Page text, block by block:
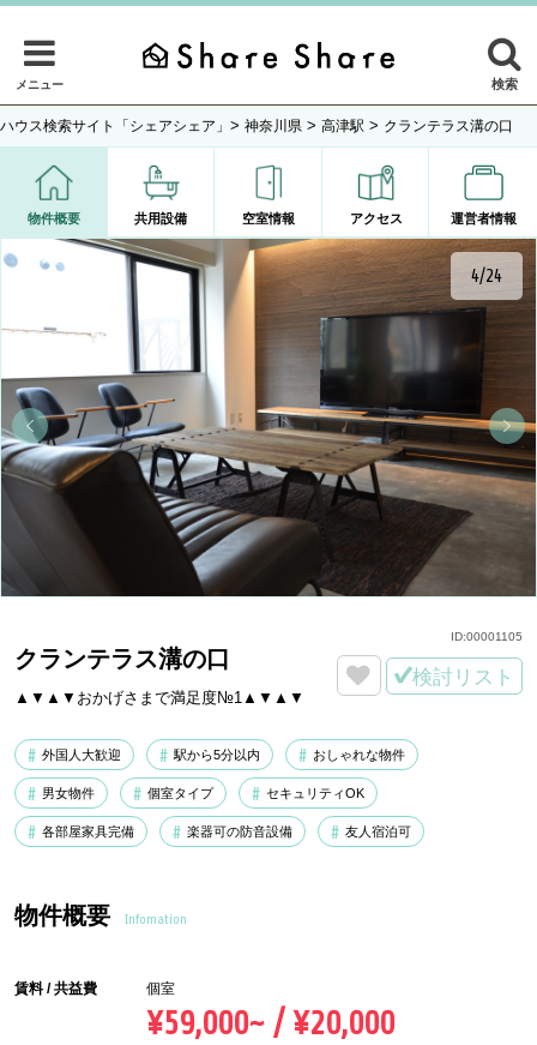
メニュー 検索
ウス検索サイト「シェアシェア」 > 神奈川県 > 高津駅 > クランテラス溝の口
物件概要 共用設備 空室情報 アクセス 運営者情報
5/24
クランテラス溝の口
▲▼▲▼おかげさまで満足度№1▲▼▲▼
検討リスト
外国人大歓迎 駅から5分以内 おしゃれな物件
男女物件 個室タイプ セキュリティOK
各部屋家具完備 楽器可の防音設備 友人宿泊可
ID:00001105
物件概要 Infomation
賃料 / 共益費 個室
¥59,000~ / ¥20,000